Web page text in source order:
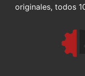
originales, todos